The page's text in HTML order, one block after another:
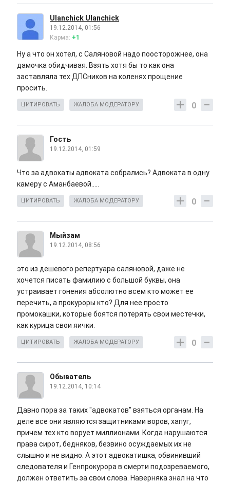
Ulanchick Ulanchick
19.12.2014, 01:56
Карма: +1
Ну а что он хотел, с Саляновой надо поосторожнее, она
дамочка обидчивая. Взять хотя бы то как она
заставляла тех ДПСников на коленях прощение
просить.
0
ЦИТИРОВАТЬ ЖАЛОБА МОДЕРАТОРУ
Гость
19.12.2014, 01:59
Что за адвокаты адвоката собрались? Адвоката в одну
камеру с Аманбаевой.....
0
ЦИТИРОВАТЬ ЖАЛОБА МОДЕРАТОРУ
Мыйзам
19.12.2014, 08:56
это из дешевого репертуара саляновой, даже не
хочется писать фамилию с большой буквы, она
устраивает гонения абсолютно всем кто может ее
перечить, а прокуроры кто? Для нее просто
промокашки, которые боятся потерять свои местечки,
как курица свои яички.
0
ЦИТИРОВАТЬ ЖАЛОБА МОДЕРАТОРУ
Обыватель
19.12.2014, 10:14
Давно пора за таких "адвокатов" взяться органам. На
деле все они являются защитниками воров, хапуг,
причем тех кто ворует миллионами. Когда нарушаются
права сирот, бедняков, безвино осуждаемых их не
слышно и не видно. А этот адвокатишка, обвинивший
следователя и Генпрокурора в смерти подозреваемого,
должен ответить за свои слова. Наверняка знал на что